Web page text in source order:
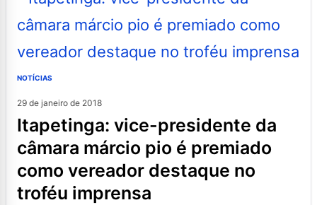
NOTÍCIAS
29 de janeiro de 2018
itapetinga: vice-presidente da
câmara márcio pio é premiado
como vereador destaque no
troféu imprensa